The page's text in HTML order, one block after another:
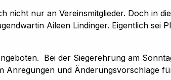
nicht nur an Vereinsmitglieder. Doch in
Aileen Lindinger. Eigentlich sei
Bei der Siegerehrung am
und Änderungsvorschläge